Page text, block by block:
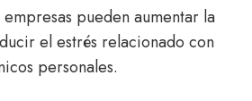
pueden aumentar la
el estrés relacionado con
personales.